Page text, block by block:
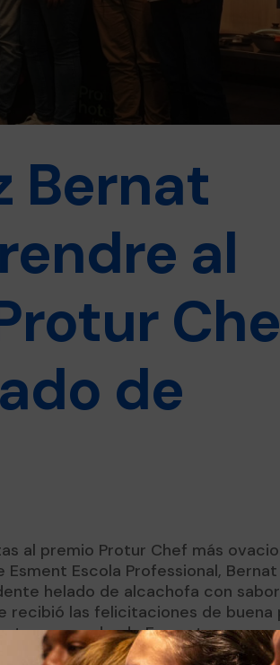
Bernat
al
de
al premio Protur Chef más
Escola Professional, Bernat
helado de alcachofa con
recibió las felicitaciones de buena
y que, desde Esment, nos